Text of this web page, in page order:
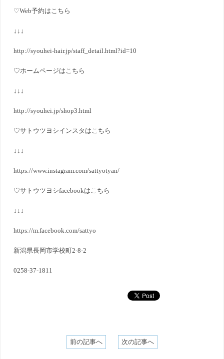
♡Web予約はこちら
↓↓↓
http://syouhei-hair.jp/staff_detail.html?id=10
♡ホームページはこちら
↓↓↓
http://syouhei.jp/shop3.html
♡サトウツヨシインスタはこちら
↓↓↓
https://www.instagram.com/sattyotyan/
♡サトウツヨシfacebookはこちら
↓↓↓
https://m.facebook.com/sattyo
新潟県長岡市学校町2-8-2
0258-37-1811
前の記事へ 次の記事へ